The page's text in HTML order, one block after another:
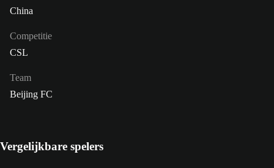
China
Competitie
CSL
Team
Beijing FC
Vergelijkbare spelers